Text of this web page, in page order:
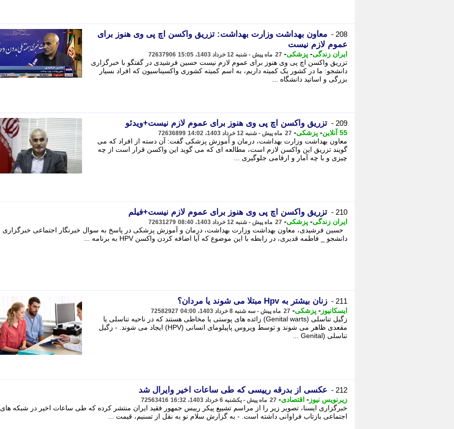
208 -
معاون بهداشت وزارت بهداشت: تزریق واکسن اچ پی وی هنوز برای
عموم لازم نیست
ایران زندگی- پزشکی- 27 ماه پیش - شنبه 12 خرداد 1403، 15:05 72637906
تزریق واکسن اچ پی وی هنوز برای عموم لازم نیست حسین فرشیدی در گفتگو با خبرگزاری
دانشجو: ما در کشور یک کمیته داریم، به اسم کمیته کشوری واکسیناسیون که افراد بسیار
بزرگی و اساتید دانشگاه ...
209 - تزریق واکسن اچ پی وی هنوز برای عموم لازم نیست+ویدئو
55 آنلاین - پزشکی- 27 ماه پیش - شنبه 12 خرداد 1403، 14:02 72636899
معاون بهداشت وزارت بهداشت، درمان و آموزش پزشکی گفت: آن دسته از افراد که می
گویند تزریق این واکسن لازم است، مطالعه ای که می گوید این واکسن قرار است از چه
چیزی و با چه آمار و ارقامی جلوگیری ...
210 - تزریق واکسن اچ پی وی هنوز برای عموم لازم نیست+فیلم
ایران زندگی- پزشکی- 27 ماه پیش - شنبه 12 خرداد 1403، 08:40 72631279
حسین فرشیدی، معاون بهداشت وزارت بهداشت، درمان و آموزش پزشکی در پاسخ به سوال خبرنگار اجتماعی خبرگزاری
دانشجو _ فاطمه قدیری، در رابطه با این موضوع که آیا اضافه کردن واکسن HPV به برنامه ...
211 - زنان بیشتر به Hpv مبتلا می شوند یا مردان؟
ایسکانیوز - پزشکی- 27 ماه پیش - سه شنبه 8 خرداد 1403، 04:00 72582927
​​​​​​​زگیل تناسلی (Genital warts) زائده های پوستی یا مخاطی هستند که در ناحیه تناسلی یا
مقعدی ظاهر می شوند و توسط ویروس پاپیلومای انسانی (HPV) ایجاد می شوند. - ​​​​​​​زگیل
تناسلی (Genital ...
212 - عکسی از بدرقه رییسی که طی ساعات اخیر وایرال شد
زیرنویس نیوز - اقتصادی- 27 ماه پیش - یکشنبه 6 خرداد 1403، 16:32 72563416
خبرگزاری ایسنا، تصویر زیر را از مراسم تشییع پیکر رییس جمهور فقید ایران منتشر کرده که طی ساعات اخیر در شبکه های
اجتماعی بازتاب فراوانی داشته است. - به گزارش سلام نو به نقل از تسنیم، قیمت ...